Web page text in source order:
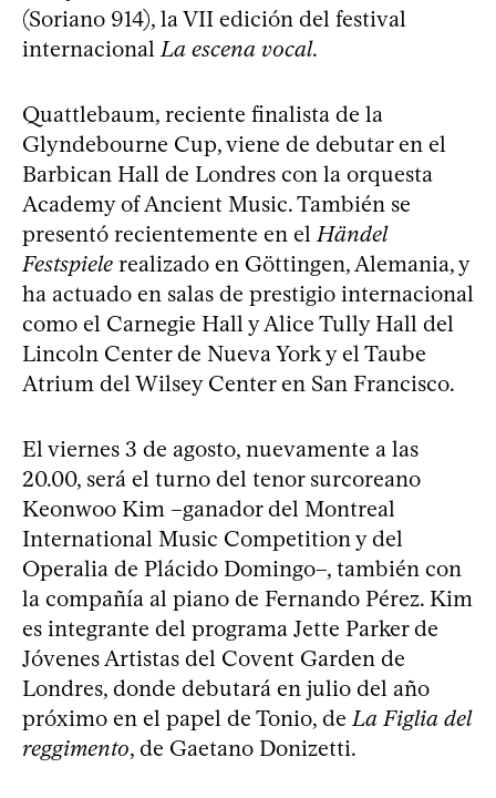
(Soriano 914), la VII edición del festival
internacional La escena vocal.
Quattlebaum, reciente finalista de la
Glyndebourne Cup, viene de debutar en el
Barbican Hall de Londres con la orquesta
Academy of Ancient Music. También se
presentó recientemente en el Händel
Festspiele realizado en Göttingen, Alemania, y
ha actuado en salas de prestigio internacional
como el Carnegie Hall y Alice Tully Hall del
Lincoln Center de Nueva York y el Taube
Atrium del Wilsey Center en San Francisco.
El viernes 3 de agosto, nuevamente a las
20.00, será el turno del tenor surcoreano
Keonwoo Kim –ganador del Montreal
International Music Competition y del
Operalia de Plácido Domingo–, también con
la compañía al piano de Fernando Pérez. Kim
es integrante del programa Jette Parker de
Jóvenes Artistas del Covent Garden de
Londres, donde debutará en julio del año
próximo en el papel de Tonio, de La Figlia del
reggimento, de Gaetano Donizetti.